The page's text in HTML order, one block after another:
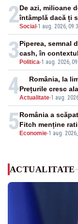
2Social -1 aug. 2026,
De azi, milioane
întâmplă dacă ți
3 Politica-1 aug. 2026,
Piperea, semnal
cash, în
4Actualitate-1 aug.
România, la
Prețurile cresc
5 Economie-1 aug.
România a
Fitch menține
ACTUALITATE